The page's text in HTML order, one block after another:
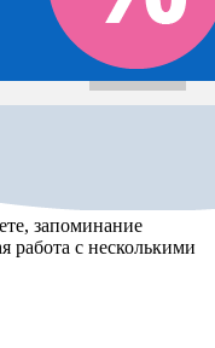
запоминание
работа с несколькими